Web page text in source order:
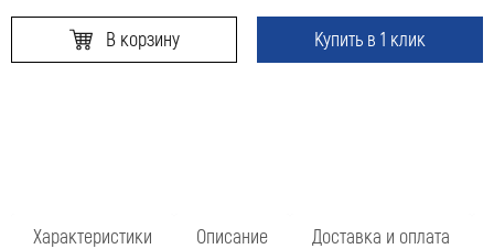
В корзину Купить в 1 клик
Характеристики Описание Доставка и оплата